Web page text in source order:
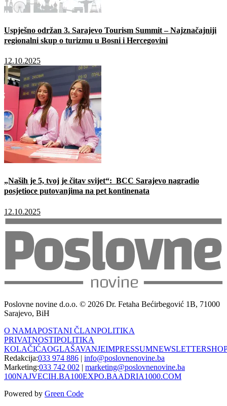
Uspješno održan 3. Sarajevo Tourism Summit – Najznačajniji
regionalni skup o turizmu u Bosni i Hercegovini
12.10.2025
„Naših je 5, tvoj je čitav svijet“: BCC Sarajevo nagradio
posjetioce putovanjima na pet kontinenata
12.10.2025
Poslovne novine d.o.o. © 2026 Dr. Fetaha Bećirbegović 1B, 71000
Sarajevo, BiH
O NAMAPOSTANI ČLANPOLITIKA
PRIVATNOSTIPOLITIKA
KOLAČIĆAOGLAŠAVANJEIMPRESSUMNEWSLETTER
Redakcija:033 974 886 | info@poslovnenovine.ba
Marketing:033 742 002 | marketing@poslovnenovine.ba
100NAJVECIH.BA100EXPO.BAADRIA1000.COM
Powered by Green Code